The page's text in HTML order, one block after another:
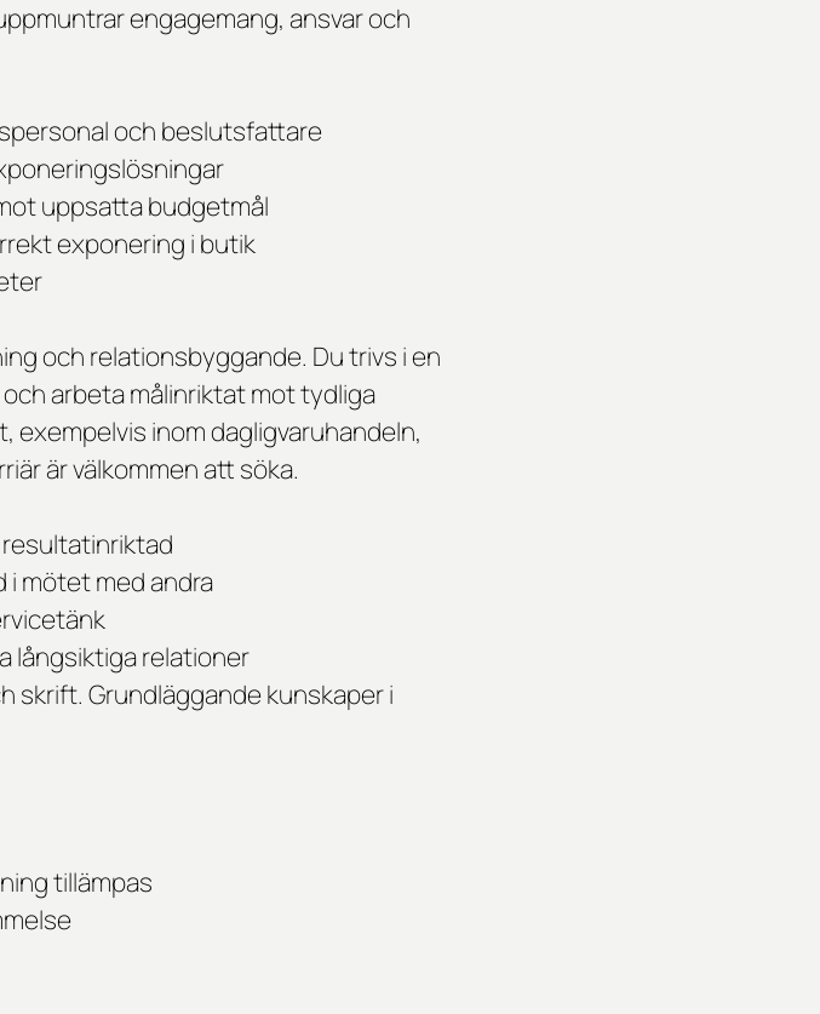
engagemang, ansvar och
och beslutsfattare
uppsatta budgetmål
exponering i butik
och relationsbyggande. Du trivs i en
arbeta målinriktat mot tydliga
exempelvis inom dagligvaruhandeln,
är välkommen att söka.
i mötet med andra
långsiktiga relationer
skrift. Grundläggande kunskaper i
tillämpas